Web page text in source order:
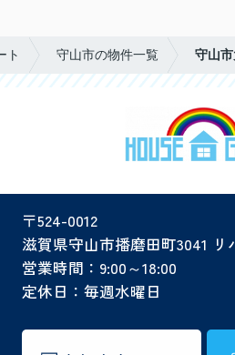
ト 守山市の物件一覧 守山
〒524-0012
滋賀県守山市播磨田町3041 リ
営業時間：9:00～18:00
定休日：毎週水曜日